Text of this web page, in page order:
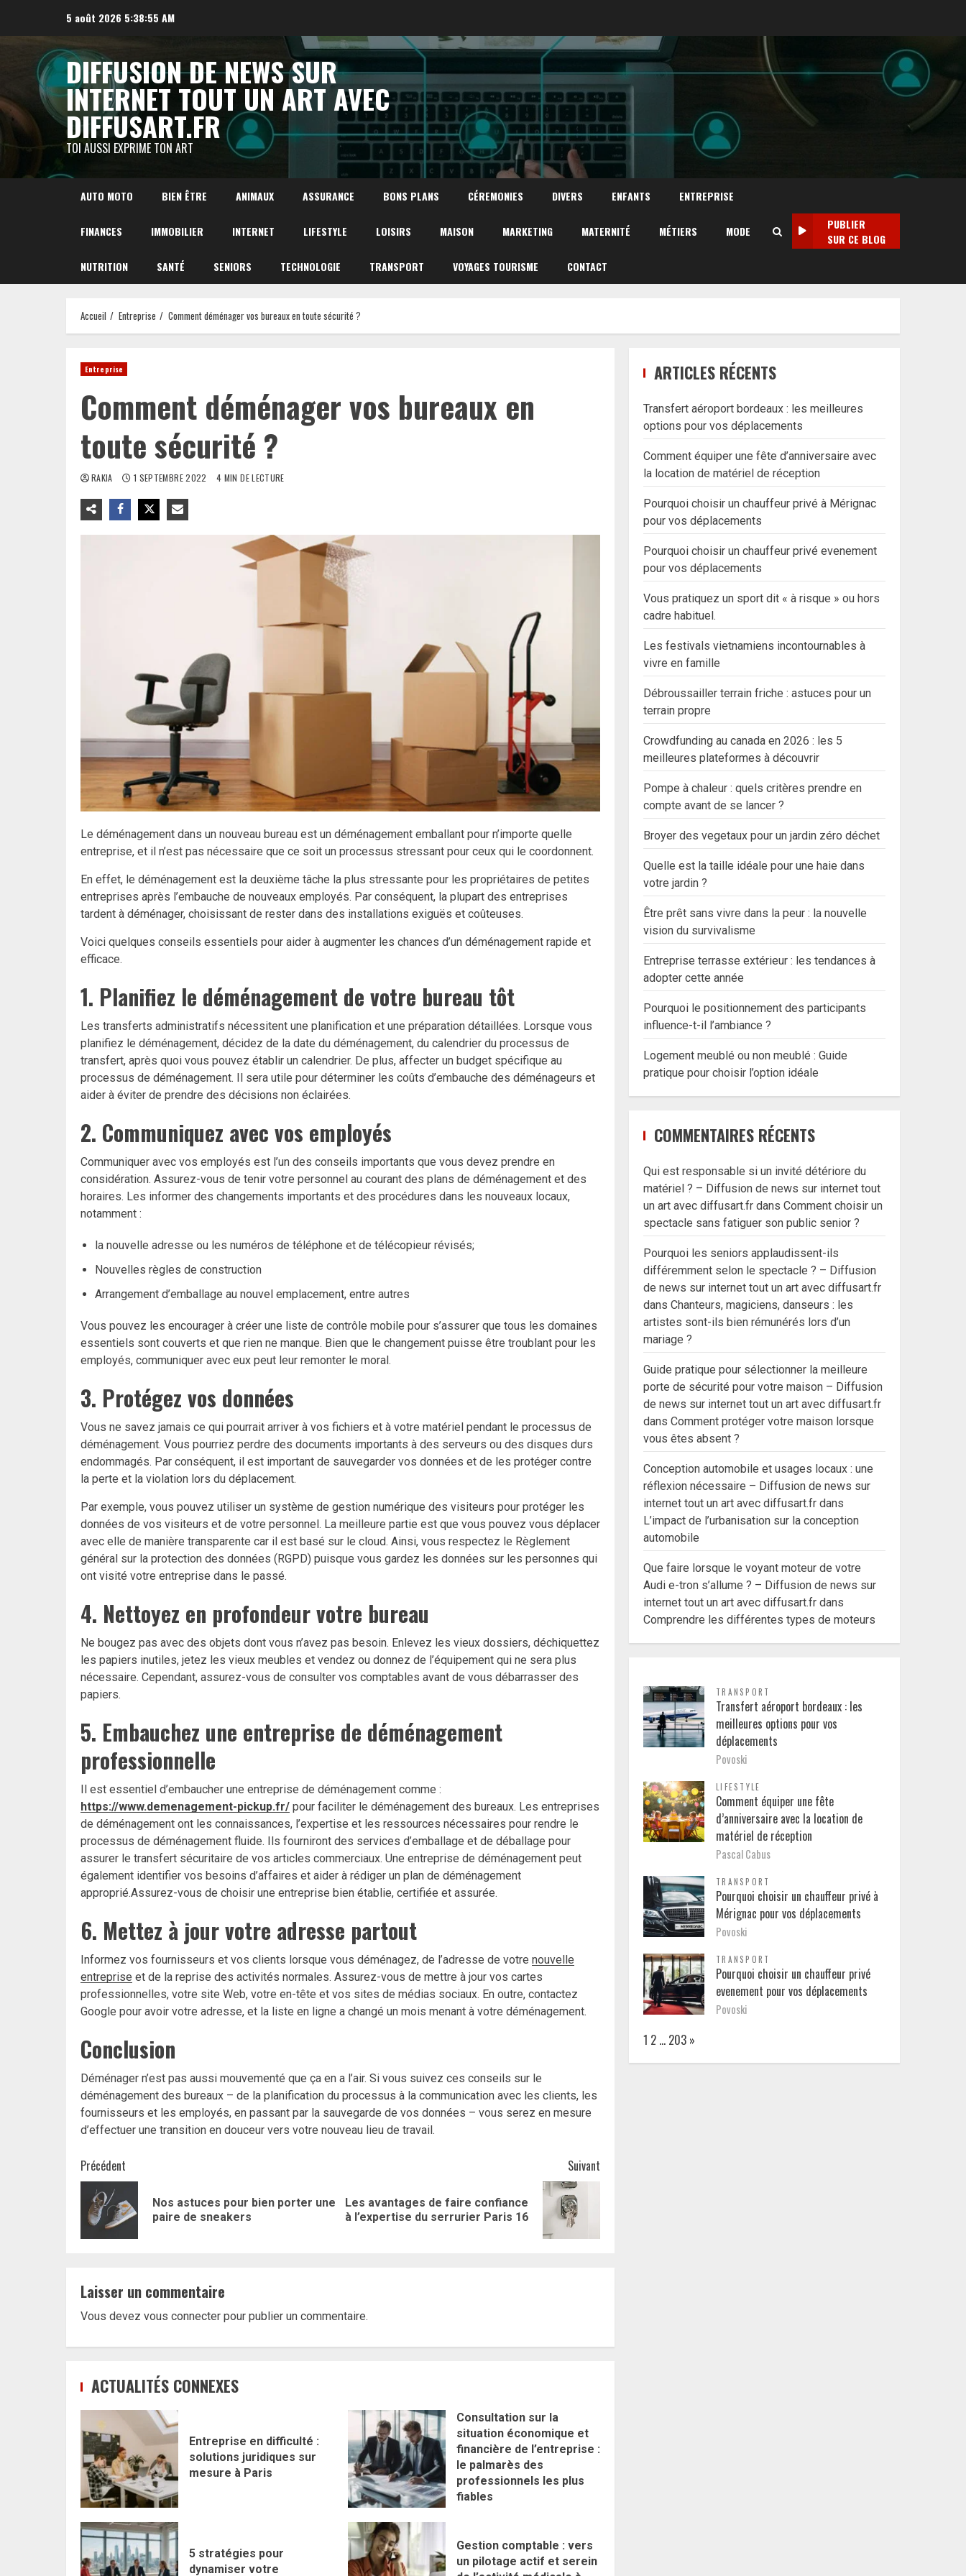
contenu
5 août 2026 5:38:56 AM
DIFFUSION DE NEWS SUR
INTERNET TOUT UN ART AVEC
DIFFUSART.FR
TOI AUSSI EXPRIME TON ART
AUTO MOTO BIEN ÊTRE ANIMAUX ASSURANCE BONS PLANS CÉREMONIES DIVERS ENFANTS ENTREPRISE
FINANCES IMMOBILIER INTERNET LIFESTYLE LOISIRS MAISON MARKETING MATERNITÉ MÉTIERS MODE
NUTRITION SANTÉ SENIORS TECHNOLOGIE TRANSPORT VOYAGES TOURISME CONTACT
PUBLIER
SUR CE BLOG
Accueil Entreprise Comment déménager vos bureaux en toute sécurité ?
Entreprise
Comment déménager vos bureaux en
toute sécurité ?
RAKIA 1 SEPTEMBRE 2022 4 MIN DE LECTURE
Le déménagement dans un nouveau bureau est un déménagement emballant pour n’importe quelle
entreprise, et il n’est pas nécessaire que ce soit un processus stressant pour ceux qui le coordonnent.
En effet, le déménagement est la deuxième tâche la plus stressante pour les propriétaires de petites
entreprises après l’embauche de nouveaux employés. Par conséquent, la plupart des entreprises
tardent à déménager, choisissant de rester dans des installations exiguës et coûteuses.
Voici quelques conseils essentiels pour aider à augmenter les chances d’un déménagement rapide et
efficace.
1. Planifiez le déménagement de votre bureau tôt
Les transferts administratifs nécessitent une planification et une préparation détaillées. Lorsque vous
planifiez le déménagement, décidez de la date du déménagement, du calendrier du processus de
transfert, après quoi vous pouvez établir un calendrier. De plus, affecter un budget spécifique au
processus de déménagement. Il sera utile pour déterminer les coûts d’embauche des déménageurs et
aider à éviter de prendre des décisions non éclairées.
2. Communiquez avec vos employés
Communiquer avec vos employés est l’un des conseils importants que vous devez prendre en
considération. Assurez-vous de tenir votre personnel au courant des plans de déménagement et des
horaires. Les informer des changements importants et des procédures dans les nouveaux locaux,
notamment :
la nouvelle adresse ou les numéros de téléphone et de télécopieur révisés;
Nouvelles règles de construction
Arrangement d’emballage au nouvel emplacement, entre autres
Vous pouvez les encourager à créer une liste de contrôle mobile pour s’assurer que tous les domaines
essentiels sont couverts et que rien ne manque. Bien que le changement puisse être troublant pour les
employés, communiquer avec eux peut leur remonter le moral.
3. Protégez vos données
Vous ne savez jamais ce qui pourrait arriver à vos fichiers et à votre matériel pendant le processus de
déménagement. Vous pourriez perdre des documents importants à des serveurs ou des disques durs
endommagés. Par conséquent, il est important de sauvegarder vos données et de les protéger contre
la perte et la violation lors du déplacement.
Par exemple, vous pouvez utiliser un système de gestion numérique des visiteurs pour protéger les
données de vos visiteurs et de votre personnel. La meilleure partie est que vous pouvez vous déplacer
avec elle de manière transparente car il est basé sur le cloud. Ainsi, vous respectez le Règlement
général sur la protection des données (RGPD) puisque vous gardez les données sur les personnes qui
ont visité votre entreprise dans le passé.
4. Nettoyez en profondeur votre bureau
Ne bougez pas avec des objets dont vous n’avez pas besoin. Enlevez les vieux dossiers, déchiquettez
les papiers inutiles, jetez les vieux meubles et vendez ou donnez de l’équipement qui ne sera plus
nécessaire. Cependant, assurez-vous de consulter vos comptables avant de vous débarrasser des
papiers.
5. Embauchez une entreprise de déménagement
professionnelle
Il est essentiel d’embaucher une entreprise de déménagement comme :
https://www.demenagement-pickup.fr/ pour faciliter le déménagement des bureaux. Les entreprises
de déménagement ont les connaissances, l’expertise et les ressources nécessaires pour rendre le
processus de déménagement fluide. Ils fourniront des services d’emballage et de déballage pour
assurer le transfert sécuritaire de vos articles commerciaux. Une entreprise de déménagement peut
également identifier vos besoins d’affaires et aider à rédiger un plan de déménagement
approprié.Assurez-vous de choisir une entreprise bien établie, certifiée et assurée.
6. Mettez à jour votre adresse partout
Informez vos fournisseurs et vos clients lorsque vous déménagez, de l’adresse de votre nouvelle
entreprise et de la reprise des activités normales. Assurez-vous de mettre à jour vos cartes
professionnelles, votre site Web, votre en-tête et vos sites de médias sociaux. En outre, contactez
Google pour avoir votre adresse, et la liste en ligne a changé un mois menant à votre déménagement.
Conclusion
Déménager n’est pas aussi mouvementé que ça en a l’air. Si vous suivez ces conseils sur le
déménagement des bureaux – de la planification du processus à la communication avec les clients, les
fournisseurs et les employés, en passant par la sauvegarde de vos données – vous serez en mesure
d’effectuer une transition en douceur vers votre nouveau lieu de travail.
Navigation
d’article
Précédent
Article
précédent:
Nos astuces pour bien porter une
paire de sneakers
Suivant
Article
suivant:
Les avantages de faire confiance
à l’expertise du serrurier Paris 16
Laisser un commentaire
Vous devez vous connecter pour publier un commentaire.
ACTUALITÉS CONNEXES
Entreprise en difficulté :
solutions juridiques sur
mesure à Paris
Consultation sur la
situation économique et
financière de l’entreprise :
le palmarès des
professionnels les plus
fiables
5 stratégies pour
dynamiser votre
Gestion comptable : vers
un pilotage actif et serein
ARTICLES RÉCENTS
Transfert aéroport bordeaux : les meilleures
options pour vos déplacements
Comment équiper une fête d’anniversaire avec
la location de matériel de réception
Pourquoi choisir un chauffeur privé à Mérignac
pour vos déplacements
Pourquoi choisir un chauffeur privé evenement
pour vos déplacements
Vous pratiquez un sport dit « à risque » ou hors
cadre habituel.
Les festivals vietnamiens incontournables à
vivre en famille
Débroussailler terrain friche : astuces pour un
terrain propre
Crowdfunding au canada en 2026 : les 5
meilleures plateformes à découvrir
Pompe à chaleur : quels critères prendre en
compte avant de se lancer ?
Broyer des vegetaux pour un jardin zéro déchet
Quelle est la taille idéale pour une haie dans
votre jardin ?
Être prêt sans vivre dans la peur : la nouvelle
vision du survivalisme
Entreprise terrasse extérieur : les tendances à
adopter cette année
Pourquoi le positionnement des participants
influence-t-il l’ambiance ?
Logement meublé ou non meublé : Guide
pratique pour choisir l’option idéale
COMMENTAIRES RÉCENTS
Qui est responsable si un invité détériore du
matériel ? – Diffusion de news sur internet tout
un art avec diffusart.fr dansComment choisir un
spectacle sans fatiguer son public senior ?
Pourquoi les seniors applaudissent-ils
différemment selon le spectacle ? – Diffusion
de news sur internet tout un art avec diffusart.fr
dansChanteurs, magiciens, danseurs : les
artistes sont-ils bien rémunérés lors d’un
mariage ?
Guide pratique pour sélectionner la meilleure
porte de sécurité pour votre maison – Diffusion
de news sur internet tout un art avec diffusart.fr
dansComment protéger votre maison lorsque
vous êtes absent ?
Conception automobile et usages locaux : une
réflexion nécessaire – Diffusion de news sur
internet tout un art avec diffusart.fr dans
L’impact de l’urbanisation sur la conception
automobile
Que faire lorsque le voyant moteur de votre
Audi e-tron s’allume ? – Diffusion de news sur
internet tout un art avec diffusart.fr dans
Comprendre les différentes types de moteurs
TRANSPORT
Transfert aéroport bordeaux : les
meilleures options pour vos
déplacements
Povoski
LIFESTYLE
Comment équiper une fête
d’anniversaire avec la location de
matériel de réception
Pascal Cabus
TRANSPORT
Pourquoi choisir un chauffeur privé à
Mérignac pour vos déplacements
Povoski
TRANSPORT
Pourquoi choisir un chauffeur privé
evenement pour vos déplacements
Povoski
Page:
1 2 … 203 Next
»